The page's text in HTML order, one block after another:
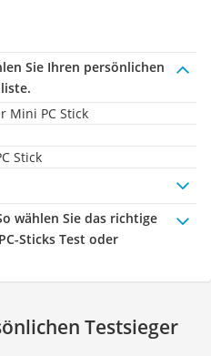
Sie Ihren persönlichen
Mini PC Stick
Stick
wählen Sie das richtige
Sticks Test oder
Testsieger